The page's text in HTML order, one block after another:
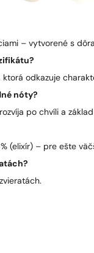
– vytvorené s
ktorá odkazuje
nóty?
po chvíli a
(elixír) – pre ešte